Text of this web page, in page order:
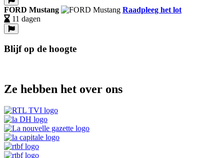
FORD Mustang
Raadpleeg het lot
11 dagen
Blijf op de hoogte
Ze hebben het over ons